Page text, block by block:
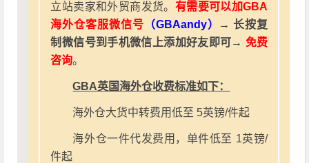
立站卖家和外贸商发货。 有需要可以加GBA
海外仓客服微信号 （GBAandy）
→ 长按复
制微信号到手机微信上添加好友即可→ 免费
咨询。
GBA英国海外仓收费标准如下：
海外仓大货中转费用低至 5英镑/件起
海外仓一件代发费用，单件低至 1英镑/
件起